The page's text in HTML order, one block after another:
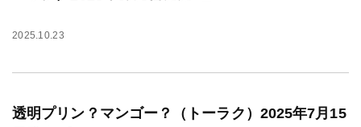
2025.10.23
透明プリン？マンゴー？（トーラク）2025年7月15